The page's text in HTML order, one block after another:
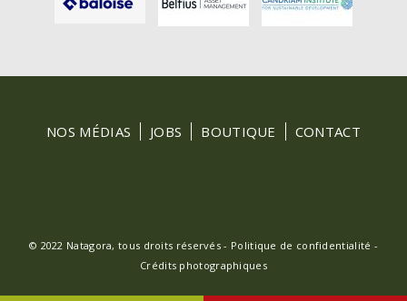
FOOTER
MENU
NOS MÉDIAS JOBS BOUTIQUE CONTACT
© 2022 Natagora, tous droits réservés - Politique de confidentialité -
Crédits photographiques